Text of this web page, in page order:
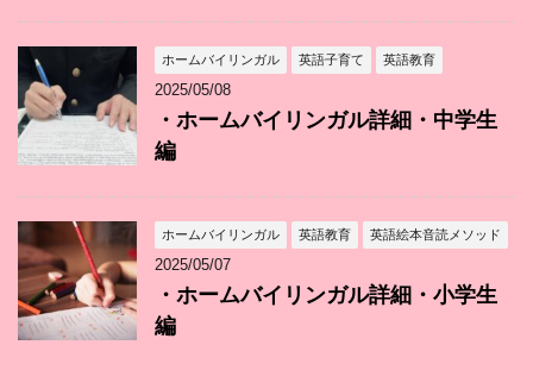
ホームバイリンガル 英語子育て 英語教育
2025/05/08
・ホームバイリンガル詳細・中学生
編
ホームバイリンガル 英語教育 英語絵本音読メソッド
2025/05/07
・ホームバイリンガル詳細・小学生
編